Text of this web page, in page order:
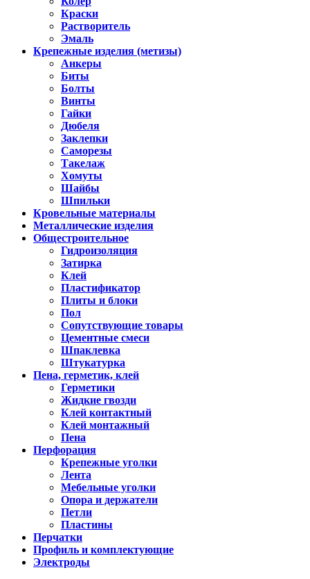
Краски
Растворитель
Эмаль
Крепежные изделия (метизы)
Анкеры
Биты
Болты
Винты
Гайки
Дюбеля
Заклепки
Саморезы
Такелаж
Хомуты
Шайбы
Шпильки
Кровельные материалы
Металлические изделия
Общестроительное
Гидроизоляция
Затирка
Клей
Пластификатор
Плиты и блоки
Пол
Сопутствующие товары
Цементные смеси
Шпаклевка
Штукатурка
Пена, герметик, клей
Герметики
Жидкие гвозди
Клей контактный
Клей монтажный
Пена
Перфорация
Крепежные уголки
Лента
Мебельные уголки
Опора и держатели
Петли
Пластины
Перчатки
Профиль и комплектующие
Электроды